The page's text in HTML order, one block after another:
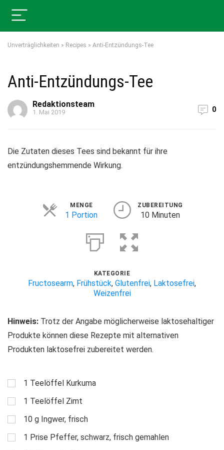
Unverträglichkeiten » Recipes » Anti-Entzündungs-Tee
Anti-Entzündungs-Tee
Redaktionsteam
1. Mai 2019 0
Die Zutaten dieses Tees sind bekannt für ihre
entzündungshemmende Wirkung.
MENGE
1 PortionPortionen
ZUBEREITUNG
10 Minuten
KATEGORIE
Fructosearm, Frühstück, Glutenfrei, Laktosefrei,
Weizenfrei
Hinweis: Trotz der Angabe möglicherweise laktosehaltiger
Produkte können diese Rezepte mit alternativen
Produkten laktosefrei zubereitet werden.
1 Teelöffel Kurkuma
1 Teelöffel Zimt
10 g Ingwer, frisch
1 Prise Pfeffer, schwarz, frisch gemahlen